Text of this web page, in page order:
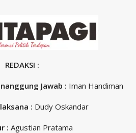
REDAKSI :
Jawab : Iman Handiman
: Dudy Oskandar
: Agustian Pratama